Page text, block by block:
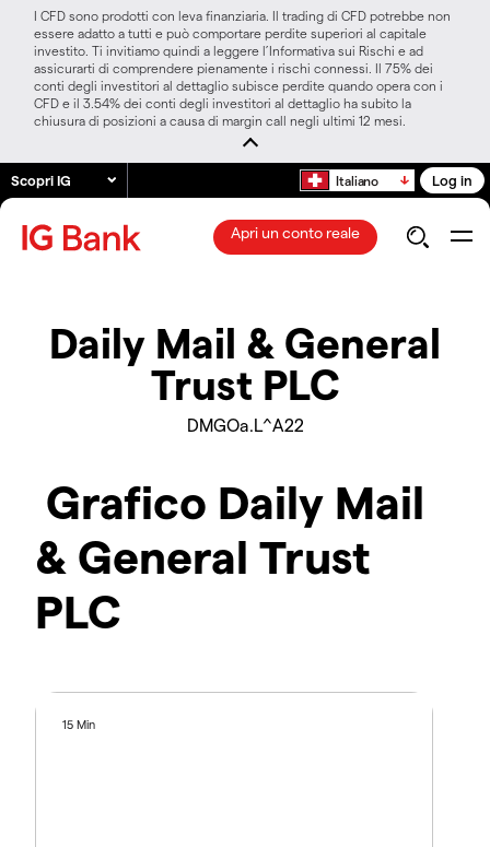
I CFD sono prodotti con leva finanziaria. Il trading di CFD potrebbe non
essere adatto a tutti e può comportare perdite superiori al capitale
investito. Ti invitiamo quindi a leggere l’Informativa sui Rischi e ad
assicurarti di comprendere pienamente i rischi connessi. Il 75% dei
conti degli investitori al dettaglio subisce perdite quando opera con i
CFD e il 3.54% dei conti degli investitori al dettaglio ha subito la
chiusura di posizioni a causa di margin call negli ultimi 12 mesi.
Scopri IG Italiano Log in
Apri un conto reale
Daily Mail & General
Trust PLC
DMGOa.L^A22
Grafico Daily Mail
& General Trust
PLC
15 Min